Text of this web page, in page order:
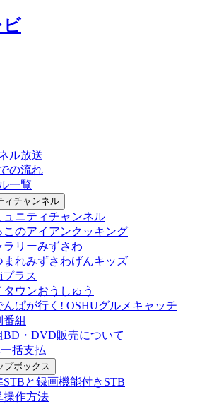
ル放送
の流れ
一覧
ィチャンネル
ュニティチャンネル
このアイアンクッキング
ラリーみずさわ
まれみずさわげんキッズ
プラス
タウンおうしゅう
んぱが行く! OSHUグルメキャッチ
番組
BD・DVD販売について
括支払
プボックス
STBと録画機能付きSTB
操作方法